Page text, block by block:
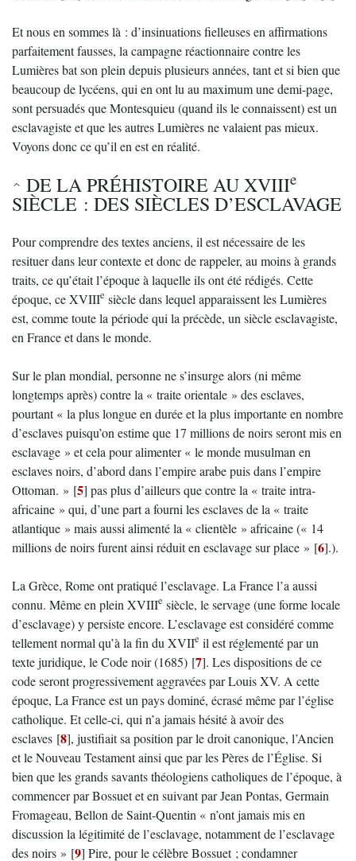
Et nous en sommes là : d’insinuations fielleuses en affirmations
parfaitement fausses, la campagne réactionnaire contre les
Lumières bat son plein depuis plusieurs années, tant et si bien que
beaucoup de lycéens, qui en ont lu au maximum une demi-page,
sont persuadés que Montesquieu (quand ils le connaissent) est un
esclavagiste et que les autres Lumières ne valaient pas mieux.
Voyons donc ce qu’il en est en réalité.
DE LA PRÉHISTOIRE AU XVIIIe
SIÈCLE : DES SIÈCLES D’ESCLAVAGE
Pour comprendre des textes anciens, il est nécessaire de les
resituer dans leur contexte et donc de rappeler, au moins à grands
traits, ce qu’était l’époque à laquelle ils ont été rédigés. Cette
époque, ce XVIIIe siècle dans lequel apparaissent les Lumières
est, comme toute la période qui la précède, un siècle esclavagiste,
en France et dans le monde.
Sur le plan mondial, personne ne s’insurge alors (ni même
longtemps après) contre la « traite orientale » des esclaves,
pourtant « la plus longue en durée et la plus importante en nombre
d’esclaves puisqu’on estime que 17 millions de noirs seront mis en
esclavage » et cela pour alimenter « le monde musulman en
esclaves noirs, d’abord dans l’empire arabe puis dans l’empire
Ottoman. » [5] pas plus d’ailleurs que contre la « traite intra-
africaine » qui, d’une part a fourni les esclaves de la « traite
atlantique » mais aussi alimenté la « clientèle » africaine (« 14
millions de noirs furent ainsi réduit en esclavage sur place » [6].).
La Grèce, Rome ont pratiqué l’esclavage. La France l’a aussi
connu. Même en plein XVIIIe siècle, le servage (une forme locale
d’esclavage) y persiste encore. L’esclavage est considéré comme
tellement normal qu’à la fin du XVIIe il est réglementé par un
texte juridique, le Code noir (1685) [7]. Les dispositions de ce
code seront progressivement aggravées par Louis XV. A cette
époque, La France est un pays dominé, écrasé même par l’église
catholique. Et celle-ci, qui n’a jamais hésité à avoir des
esclaves [8], justifiait sa position par le droit canonique, l’Ancien
et le Nouveau Testament ainsi que par les Pères de l’Église. Si
bien que les grands savants théologiens catholiques de l’époque, à
commencer par Bossuet et en suivant par Jean Pontas, Germain
Fromageau, Bellon de Saint-Quentin « n’ont jamais mis en
discussion la légitimité de l’esclavage, notamment de l’esclavage
des noirs » [9] Pire, pour le célèbre Bossuet ; condamner